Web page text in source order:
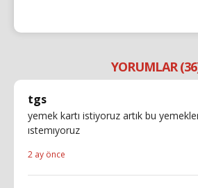
YORUMLAR
tgs
yemek kartı istiyoruz artık bu
ıstemıyoruz
2 ay önce